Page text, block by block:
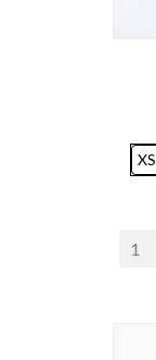
XS